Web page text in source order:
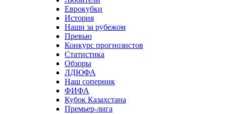
Еврокубки
История
Наши за рубежом
Превью
Конкурс прогнозистов
Статистика
Обзоры
ЛДЮФА
Наш соперник
ФИФА
Кубок Казахстана
Премьер-лига